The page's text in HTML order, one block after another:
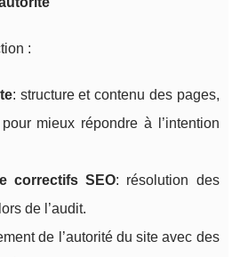
:
: structure et contenu des pages,
mieux répondre à l’intention
correctifs SEO: résolution des
de l’audit.
de l’autorité du site avec des